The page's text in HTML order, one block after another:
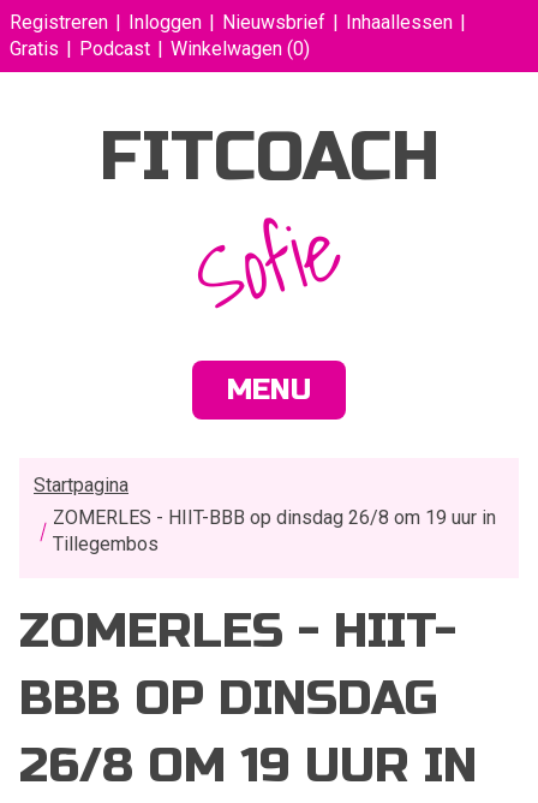
Registreren Inloggen Nieuwsbrief
Inhaallessen
Gratis
Podcast Winkelwagen (0)
FITCOACH
Sofie
MENU
Startpagina
ZOMERLES - HIIT-BBB op dinsdag 26/8 om 19 uur in
Tillegembos
ZOMERLES - HIIT-
BBB OP DINSDAG
26/8 OM 19 UUR IN